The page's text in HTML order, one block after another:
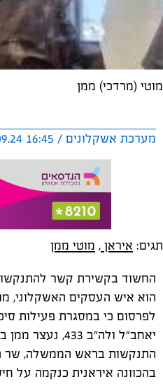
מוטי (מרדכי) ממן
מערכת אשקלונים / 16:45 19.09.24
תגים: איראן , מוטי ממן
החשוד בקשירת קשר
הוא איש העסקים האשקלוני,
לפרסום כי במסגרת פעילות
יאחב"ל ולה"ב
התנקשות בראש הממשלה, שר
בהכוונה איראנית כנקמה על